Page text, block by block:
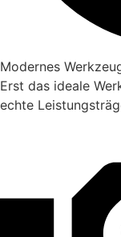
Modernes
Erst das ideale
echte